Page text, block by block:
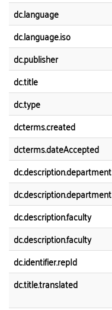
dc.language
dc.language.iso
dc.publisher
dc.title
dc.type
dcterms.created
dcterms.dateAccepted
dc.description.department
dc.description.department
dc.description.faculty
dc.description.faculty
dc.identifier.repId
dc.title.translated